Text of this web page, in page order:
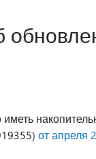
от апреля